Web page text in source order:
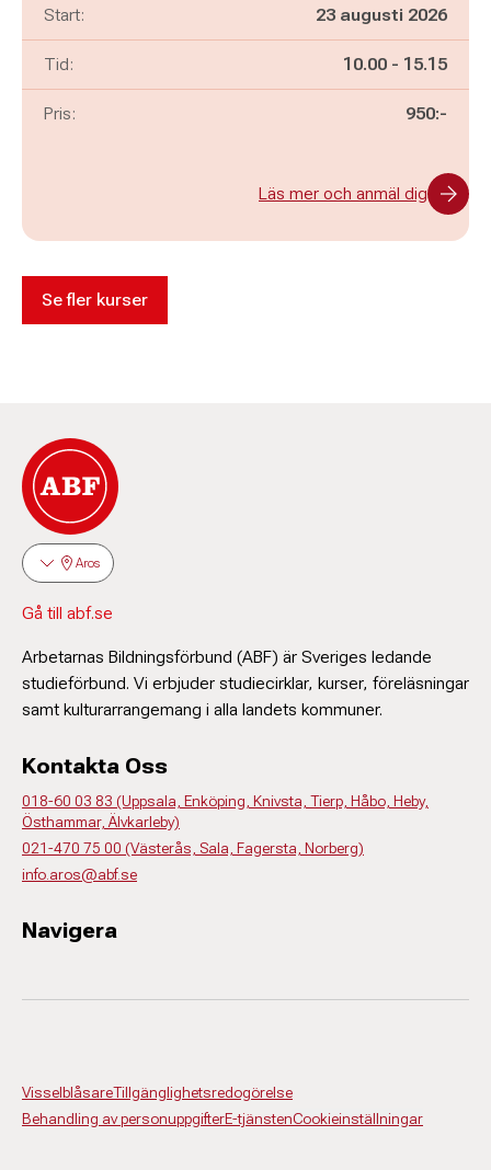
Start: 23 augusti 2026
Tid: Pågår mellan
10.00 - och
15.15
Pris: 950:-
Läs mer och anmäl dig
Se fler kurser
Aros
Gå till abf.se
Arbetarnas Bildningsförbund (ABF) är Sveriges ledande
studieförbund. Vi erbjuder studiecirklar, kurser, föreläsningar
samt kulturarrangemang i alla landets kommuner.
Kontakta Oss
018-60 03 83 (Uppsala, Enköping, Knivsta, Tierp, Håbo, Heby,
Östhammar, Älvkarleby)
021-470 75 00 (Västerås, Sala, Fagersta, Norberg)
info.aros@abf.se
Navigera
VisselblåsareTillgänglighetsredogörelse
Behandling av personuppgifterE-tjänstenCookieinställningar